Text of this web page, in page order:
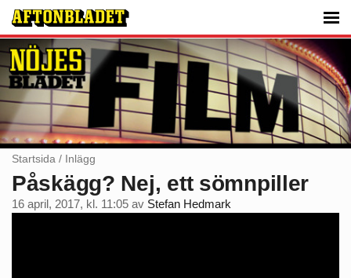
Startsida / Inlägg
Påskägg? Nej, ett sömnpiller
16 april, 2017, kl. 11:05 av Stefan Hedmark